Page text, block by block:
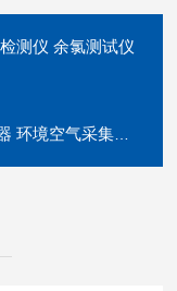
测仪 余氯测试仪
境空气采集设备